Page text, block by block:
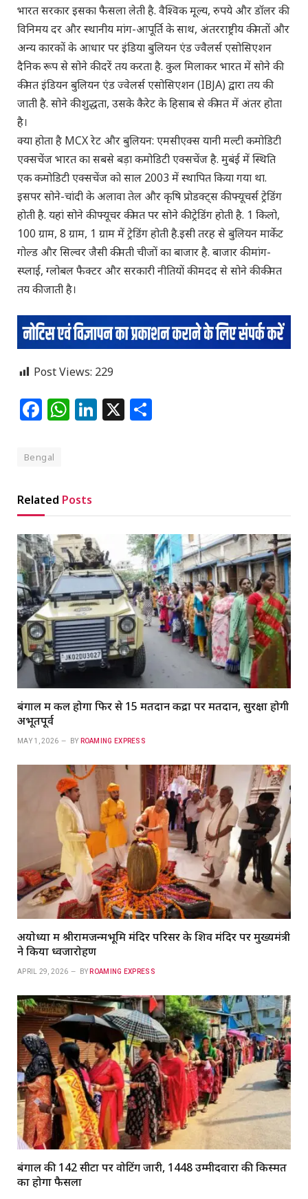
भारत सरकार इसका फैसला लेती है. वैश्विक मूल्य, रुपये और डॉलर की
विनिमय दर और स्थानीय मांग-आपूर्ति के साथ, अंतरराष्ट्रीय कीमतों और
अन्य कारकों के आधार पर इंडिया बुलियन एंड ज्वैलर्स एसोसिएशन
दैनिक रूप से सोने की दरें तय करता है. कुल मिलाकर भारत में सोने की
कीमत इंडियन बुलियन एंड ज्वेलर्स एसोसिएशन (IBJA) द्वारा तय की
जाती है. सोने की शुद्धता, उसके कैरेट के हिसाब से कीमत में अंतर होता
है।
क्या होता है MCX रेट और बुलियन: एमसीएक्स यानी मल्टी कमोडिटी
एक्सचेंज भारत का सबसे बड़ा कमोडिटी एक्सचेंज है. मुबंई में स्थिति
एक कमोडिटी एक्सचेंज को साल 2003 में स्थापित किया गया था.
इसपर सोने-चांदी के अलावा तेल और कृषि प्रोडक्ट्स की फ्यूचर्स ट्रेडिंग
होती है. यहां सोने की फ्यूचर कीमत पर सोने की ट्रेडिंग होती है. 1 किलो,
100 ग्राम, 8 ग्राम, 1 ग्राम में ट्रेडिंग होती है.इसी तरह से बुलियन मार्केट
गोल्ड और सिल्वर जैसी कीमती चीजों का बाजार है. बाजार की मांग-
स्प्लाई, ग्लोबल फैक्टर और सरकारी नीतियों की मदद से सोने की कीमत
तय की जाती है।
Post Views: 229
Facebook
WhatsApp
LinkedIn
X
Bengal
Related Posts
बंगाल में कल होगा फिर से 15 मतदान केंद्रों पर मतदान, सुरक्षा होगी
अभूतपूर्व
MAY 1, 2026 BY ROAMING EXPRESS
अयोध्या में श्रीरामजन्मभूमि मंदिर परिसर के शिव मंदिर पर मुख्यमंत्री
ने किया ध्वजारोहण
APRIL 29, 2026 BY ROAMING EXPRESS
बंगाल की 142 सीटों पर वोटिंग जारी, 1448 उम्मीदवारों की किस्मत
का होगा फैसला